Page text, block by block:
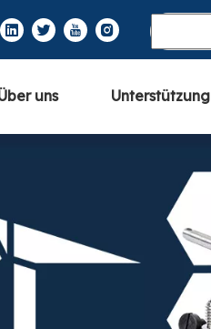
uns Unterstützung